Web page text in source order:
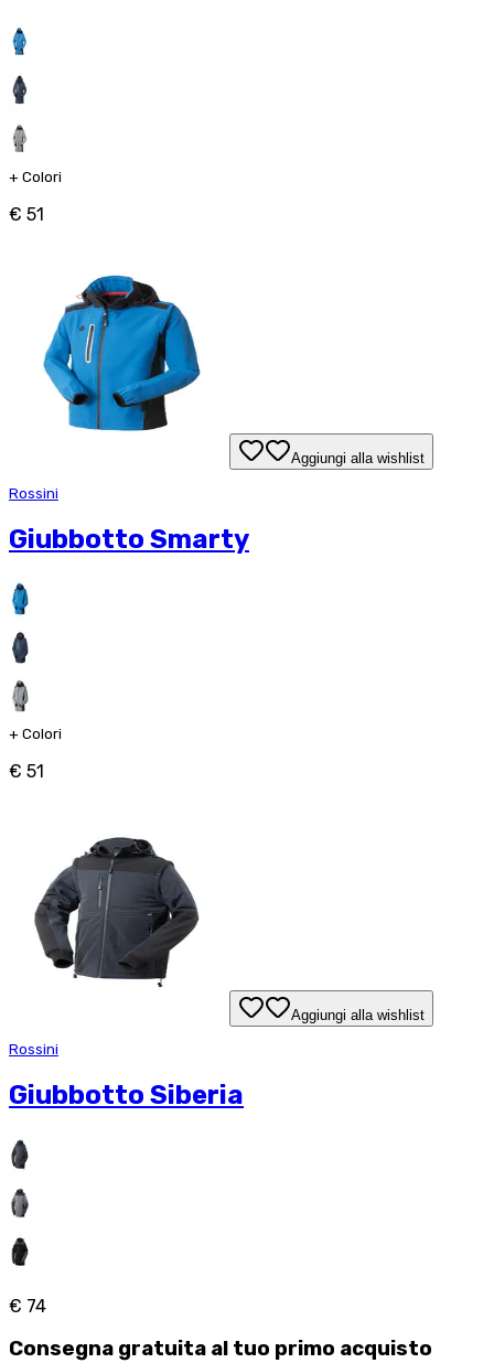
+ Colori
€ 51
Aggiungi alla wishlist
Rossini
Giubbotto Smarty
+ Colori
€ 51
Aggiungi alla wishlist
Rossini
Giubbotto Siberia
€ 74
Consegna gratuita al tuo primo acquisto